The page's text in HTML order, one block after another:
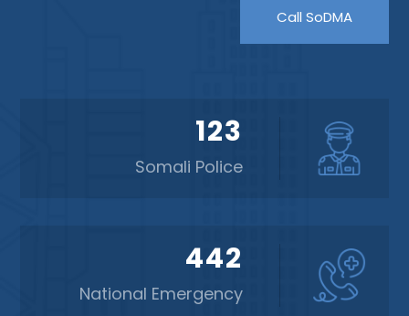
Call SoDMA
123
Somali Police
442
National Emergency